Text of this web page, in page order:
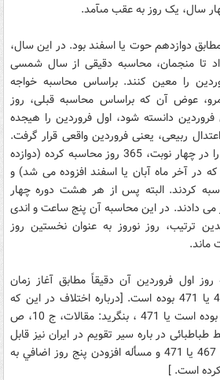
سال، يک روز به عقب مى‏آمد.
نوروز مطابق دوازدهم حوت يا اسفند بود. در اين سال،
تا منجمان، محاسبه دقيقى از سال شمسى
را معين کنند. براساس محاسبه خواجه
عوض آن که براساس محاسبه قبلى، روز
دانسته شود، اول فروردين را هيجده
ربيعى، يعنى فروردين واقعى قرار گرفت.
در محاسبه جديد، هر سال را در چهار نوبت، 365 روز محاسبه کرده (دوازده
در آخر ماه آبان يا اسفند افزوده مى ‏شد) و
366 روز محاسبه کردند. البته پس از هر هشت دوره چهار
سال پنجم را 366 قرار مى‏ دادند. در اين محاسبه آن پنج ساعت و اندى
ترتيب، روز نوروز به عنوان نخستين روز
ماند.
روز اول فروردين آن دقيقاً مطابق آغاز زمان
اعتدال ربيعى بود، سال 467 يا 471 بوده است. [درباره اختلاف در اين که
نوروز سلطانى در سال 467 بوده است يا 471 ، بنگريد: مقالات، ج 10، ص
طباطبائى در باره سير تقويم در ايران نيز قابل
توجه است. وى مشکل سال 467 يا 471 و مسأله افزودن پنج روز اضافي به
است. ]